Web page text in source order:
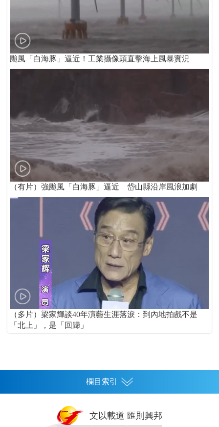
颱風「白海豚」逼近！工業攝像頭直擊海上風暴實況
（有片）強颱風「白海豚」逼近 岱山縣沿岸風浪加劇
（多片）梁家輝談40年演藝生涯落淚：到內地拍戲不是
「北上」，是「回歸」
欄目索引
文以載道 匯則興邦